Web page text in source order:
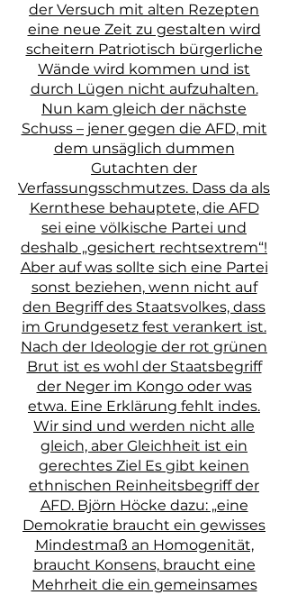
der Versuch mit alten Rezepten
eine neue Zeit zu gestalten wird
scheitern Patriotisch bürgerliche
Wände wird kommen und ist
durch Lügen nicht aufzuhalten.
Nun kam gleich der nächste
Schuss – jener gegen die AFD, mit
dem unsäglich dummen
Gutachten der
Verfassungsschmutzes. Dass da als
Kernthese behauptete, die AFD
sei eine völkische Partei und
deshalb „gesichert rechtsextrem“!
Aber auf was sollte sich eine Partei
sonst beziehen, wenn nicht auf
den Begriff des Staatsvolkes, dass
im Grundgesetz fest verankert ist.
Nach der Ideologie der rot grünen
Brut ist es wohl der Staatsbegriff
der Neger im Kongo oder was
etwa. Eine Erklärung fehlt indes.
Wir sind und werden nicht alle
gleich, aber Gleichheit ist ein
gerechtes Ziel Es gibt keinen
ethnischen Reinheitsbegriff der
AFD. Björn Höcke dazu: „eine
Demokratie braucht ein gewisses
Mindestmaß an Homogenität,
braucht Konsens, braucht eine
Mehrheit die ein gemeinsames